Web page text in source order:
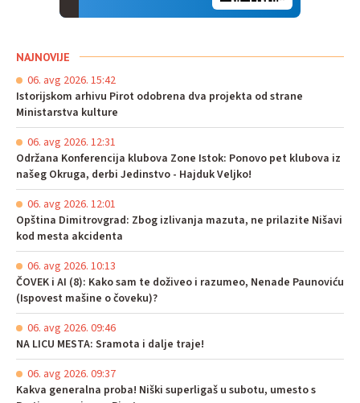
NAJNOVIJE
06. avg 2026. 15:42
Istorijskom arhivu Pirot odobrena dva projekta od strane
Ministarstva kulture
06. avg 2026. 12:31
Održana Konferencija klubova Zone Istok: Ponovo pet klubova iz
našeg Okruga, derbi Jedinstvo - Hajduk Veljko!
06. avg 2026. 12:01
Opština Dimitrovgrad: Zbog izlivanja mazuta, ne prilazite Nišavi
kod mesta akcidenta
06. avg 2026. 10:13
ČOVEK i AI (8): Kako sam te doživeo i razumeo, Nenade Paunoviću
(Ispovest mašine o čoveku)?
06. avg 2026. 09:46
NA LICU MESTA: Sramota i dalje traje!
06. avg 2026. 09:37
Kakva generalna proba! Niški superligaš u subotu, umesto s